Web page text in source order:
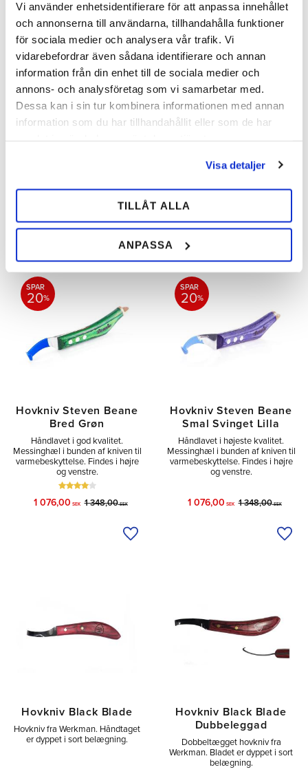
Vi använder enhetsidentifierare för att anpassa innehållet
och annonserna till användarna, tillhandahålla funktioner
för sociala medier och analysera vår trafik. Vi
vidarebefordrar även sådana identifierare och annan
information från din enhet till de sociala medier och
annons- och analysföretag som vi samarbetar med.
Dessa kan i sin tur kombinera informationen med annan
information som du har tillhandahållit eller som de har
Visa detaljer
TILLÅT ALLA
ANPASSA
Hovkniv Frank Ringel
1 996,00SEK
15%
Tilføj til ønskeliste
Hovkniv Frank Ringel
kortere æg på den modsatte side.
Meget høj kvalitet. Findes i højre
1 696,00
15 %
Hovkniv Steven Beane
Bred Grøn
Håndlavet i god kvalitet.
Messinghæl i bunden af kniven til
varmebeskyttelse. Findes i højre
og venstre.
1 076,00 SEK 1 348,00SEK
SPAR
20%
Tilføj til ønskeliste
Hovkniv Steven Beane
Smal Svinget Lilla
Håndlavet i højeste kvalitet.
Messinghæl i bunden af kniven til
varmebeskyttelse. Findes i højre
og venstre.
1 076,00 SEK 1 348,00SEK
SPAR
20%
Hovkniv Black Blade
Hovkniv fra Werkman. Håndtaget
er dyppet i sort belægning.
Hovkniv Black Blade
Dubbeleggad
Dobbeltægget hovkniv fra
Werkman. Bladet er dyppet i sort
belægning.